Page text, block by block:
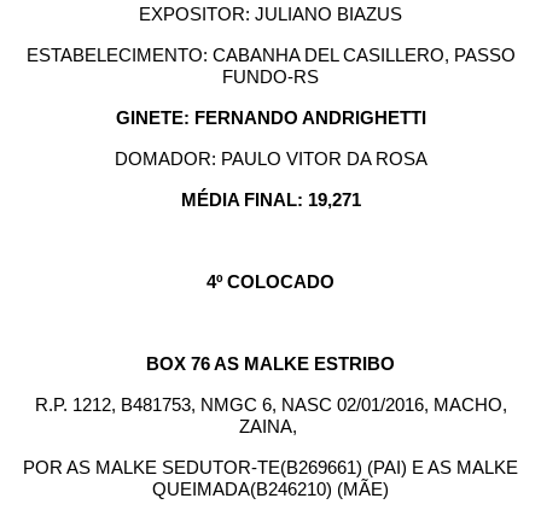
EXPOSITOR: JULIANO BIAZUS
ESTABELECIMENTO: CABANHA DEL CASILLERO, PASSO
FUNDO-RS
GINETE: FERNANDO ANDRIGHETTI
DOMADOR: PAULO VITOR DA ROSA
MÉDIA FINAL: 19,271
4º COLOCADO
BOX 76 AS MALKE ESTRIBO
R.P. 1212, B481753, NMGC 6, NASC 02/01/2016, MACHO,
ZAINA,
POR AS MALKE SEDUTOR-TE(B269661) (PAI) E AS MALKE
QUEIMADA(B246210) (MÃE)